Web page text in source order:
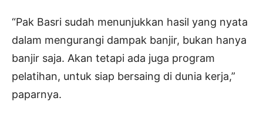
“Pak Basri sudah menunjukkan hasil yang nyata
dalam mengurangi dampak banjir, bukan hanya
banjir saja. Akan tetapi ada juga program
pelatihan, untuk siap bersaing di dunia kerja,”
paparnya.